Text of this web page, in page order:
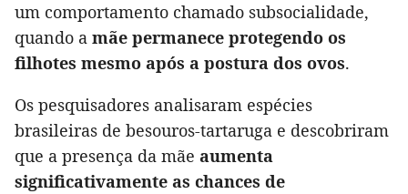
um comportamento chamado subsocialidade,
quando a mãe permanece protegendo os
filhotes mesmo após a postura dos ovos.
Os pesquisadores analisaram espécies
brasileiras de besouros-tartaruga e descobriram
que a presença da mãe aumenta
significativamente as chances de